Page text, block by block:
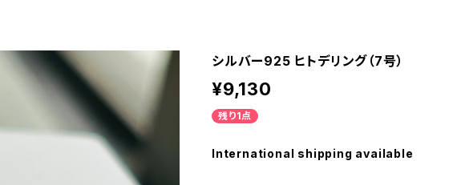
シルバー925 ヒトデリング（7号）
¥9,130
残り1点
International shipping available